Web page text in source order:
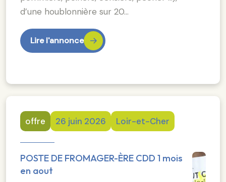
d’une houblonnière sur 20…
Lire l'annonce
offre 26 juin 2026 Loir-et-Cher
POSTE DE FROMAGER-ÈRE CDD 1 mois
en aout